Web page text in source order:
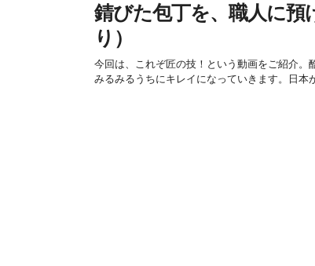
錆びた包丁を、職人に預
り）
今回は、これぞ匠の技！という動画をご紹介。
みるみるうちにキレイになっていきます。日本